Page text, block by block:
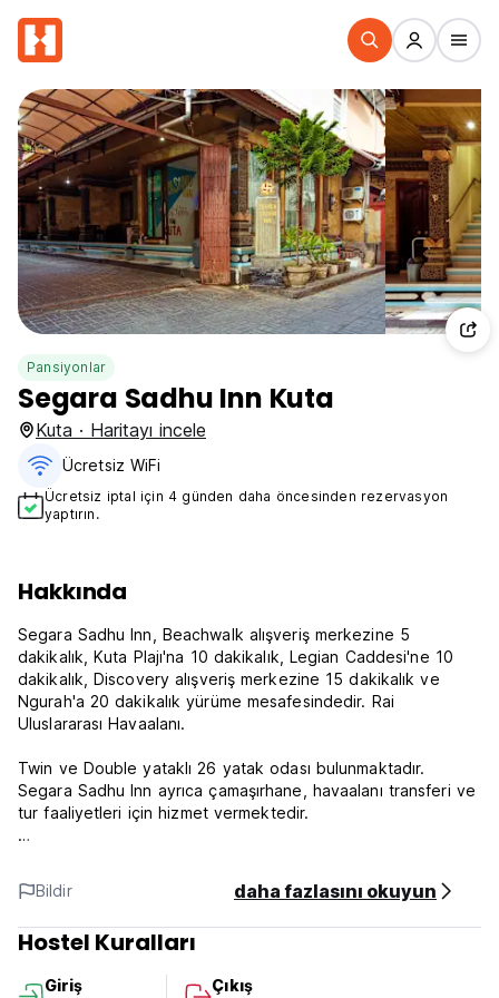
Pansiyonlar
Segara Sadhu Inn Kuta
Kuta · Haritayı incele
Ücretsiz WiFi
Ücretsiz iptal için 4 günden daha öncesinden rezervasyon
yaptırın.
Hakkında
Segara Sadhu Inn, Beachwalk alışveriş merkezine 5
dakikalık, Kuta Plajı'na 10 dakikalık, Legian Caddesi'ne 10
dakikalık, Discovery alışveriş merkezine 15 dakikalık ve
Ngurah'a 20 dakikalık yürüme mesafesindedir. Rai
Uluslararası Havaalanı.
Twin ve Double yataklı 26 yatak odası bulunmaktadır.
Segara Sadhu Inn ayrıca çamaşırhane, havaalanı transferi ve
tur faaliyetleri için hizmet vermektedir.
çok cana yakın ve kaldığınız süre boyunca size hizmet
etmeye hazır.
Şartlar ve koşullar:
Rezervasyonun Kullanılmaması durumunda konaklamanızın ilk
Bildir daha fazlasını okuyun
Hostel Kuralları
Giriş
Çıkış